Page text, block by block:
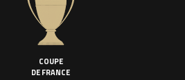
COUPE
DE FRANCE